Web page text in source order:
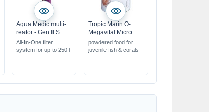
Aqua Medic multi-
reator - Gen II S
All-In-One filter
system for up to 250 l
Tropic Marin O-
Megavital Micro
powdered food for
juvenile fish & corals